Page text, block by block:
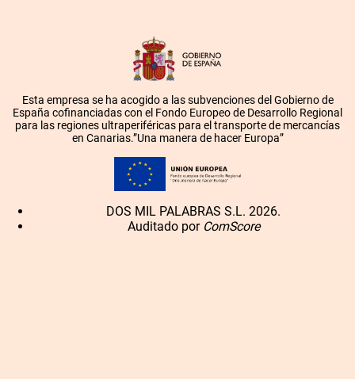
Esta empresa se ha acogido a las subvenciones del Gobierno de
España cofinanciadas con el Fondo Europeo de Desarrollo Regional
para las regiones ultraperiféricas para el transporte de mercancías
en Canarias.”Una manera de hacer Europa”
DOS MIL PALABRAS S.L. 2026.
Auditado por ComScore